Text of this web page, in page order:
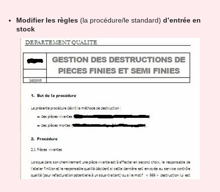
Modifier les règles(la procédure/le standard) d’entrée en
stock